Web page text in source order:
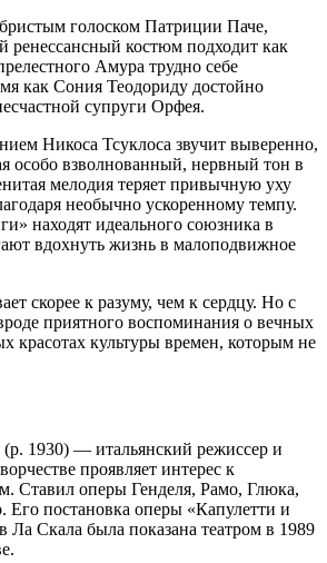
голоском Патриции Паче,
ренессансный костюм подходит как
Амура трудно себе
как Сония Теодориду достойно
супруги Орфея.
Никоса Тсуклоса звучит выверенно,
особо взволнованный, нервный тон в
мелодия теряет привычную уху
необычно ускоренному темпу.
находят идеального союзника в
вдохнуть жизнь в малоподвижное
скорее к разуму, чем к сердцу. Но с
приятного воспоминания о вечных
красотах культуры времен, которым не
1930) — итальянский режиссер и
проявляет интерес к
Ставил оперы Генделя, Рамо, Глюка,
Его постановка оперы «Капулетти и
Скала была показана театром в 1989